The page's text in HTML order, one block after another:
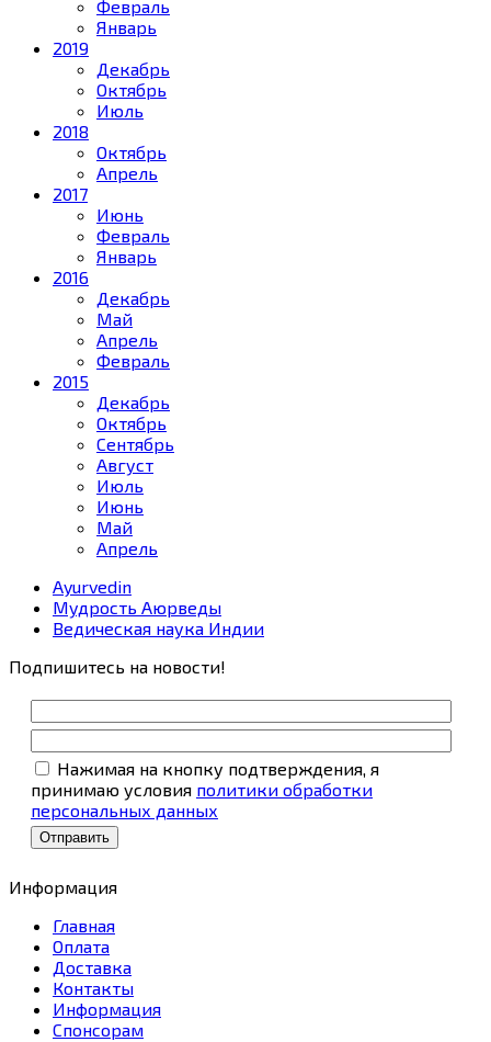
Февраль
Январь
2019
Декабрь
Октябрь
Июль
2018
Октябрь
Апрель
2017
Июнь
Февраль
Январь
2016
Декабрь
Май
Апрель
Февраль
2015
Декабрь
Октябрь
Сентябрь
Август
Июль
Июнь
Май
Апрель
Ayurvedin
Мудрость Аюрведы
Ведическая наука Индии
Подпишитесь на новости!
Нажимая на кнопку подтверждения, я
принимаю условия политики обработки
персональных данных
Информация
Главная
Оплата
Доставка
Контакты
Информация
Спонсорам